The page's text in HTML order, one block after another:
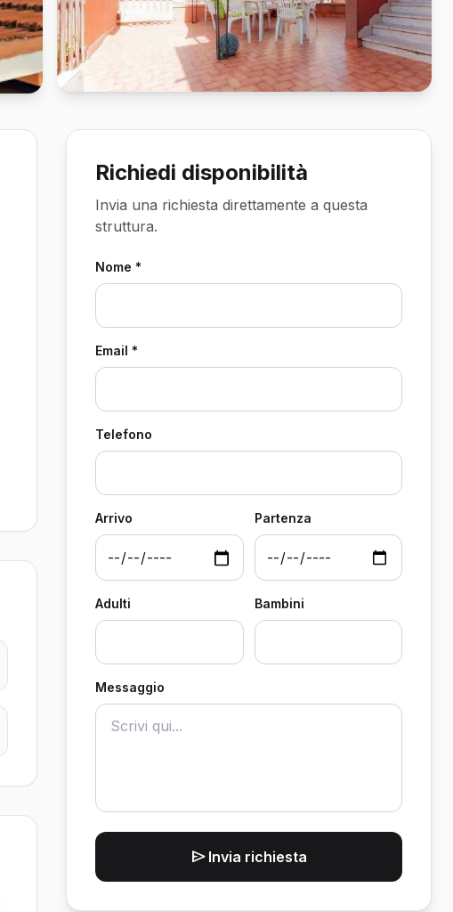
Richiedi disponibilità
Invia una richiesta direttamente a questa
struttura.
Nome *
Email *
Telefono
Arrivo Partenza
Adulti Bambini
Messaggio
Invia richiesta